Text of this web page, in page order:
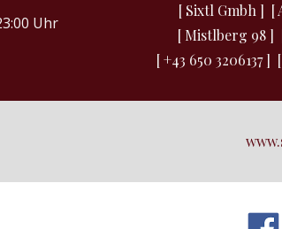
Uhr
[ Sixtl Gmbh ] [
[ Mistlberg 98 ]
[ +43 650 3206137